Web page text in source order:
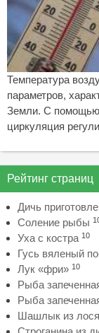
Температура
параметров,
Земли. С помощью
циркуляция
Рейтинг страниц
Дичь
Соление рыбы
Уха с костра 10
Гусь вяленый
Лук «фри» 10
Рыба
Рыба
Шашлык из